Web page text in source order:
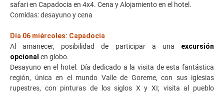
safari en Capadocia en 4x4. Cena y Alojamiento en el hotel.
Comidas: desayuno y cena
Día 06 miércoles: Capadocia
Al amanecer, posibilidad de participar a una excursión
opcional en globo.
Desayuno en el hotel. Día dedicado a la visita de esta fantástica
región, única en el mundo Valle de Goreme, con sus iglesias
rupestres, con pinturas de los siglos X y XI; visita al pueblo